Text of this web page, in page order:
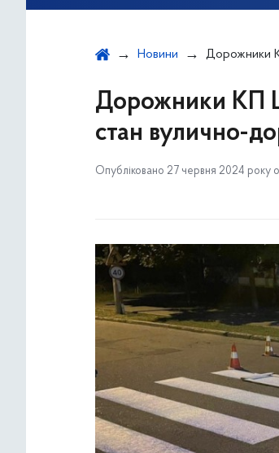
Новини Дорожники КП ШЕУ
Дорожники КП
стан вулично-
Опубліковано 27 червня 2024 року о